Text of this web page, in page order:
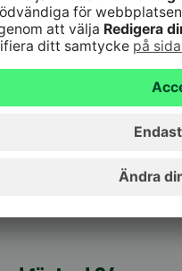
(lna/mta)
för bankkoder 24